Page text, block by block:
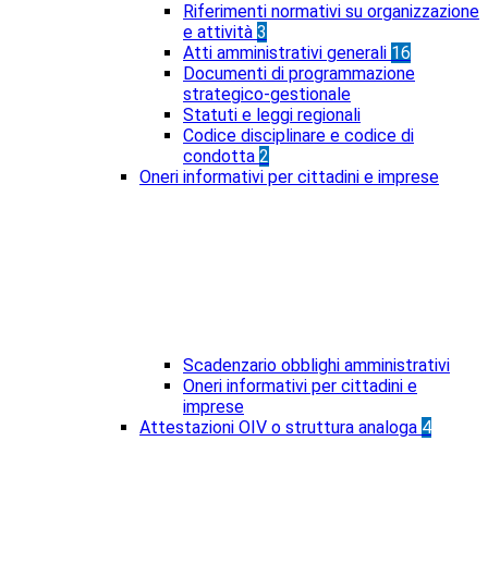
Riferimenti normativi su organizzazione
e attività 3
Atti amministrativi generali 16
Documenti di programmazione
strategico-gestionale
Statuti e leggi regionali
Codice disciplinare e codice di
condotta 2
Oneri informativi per cittadini e imprese
Scadenzario obblighi amministrativi
Oneri informativi per cittadini e
imprese
Attestazioni OIV o struttura analoga 4